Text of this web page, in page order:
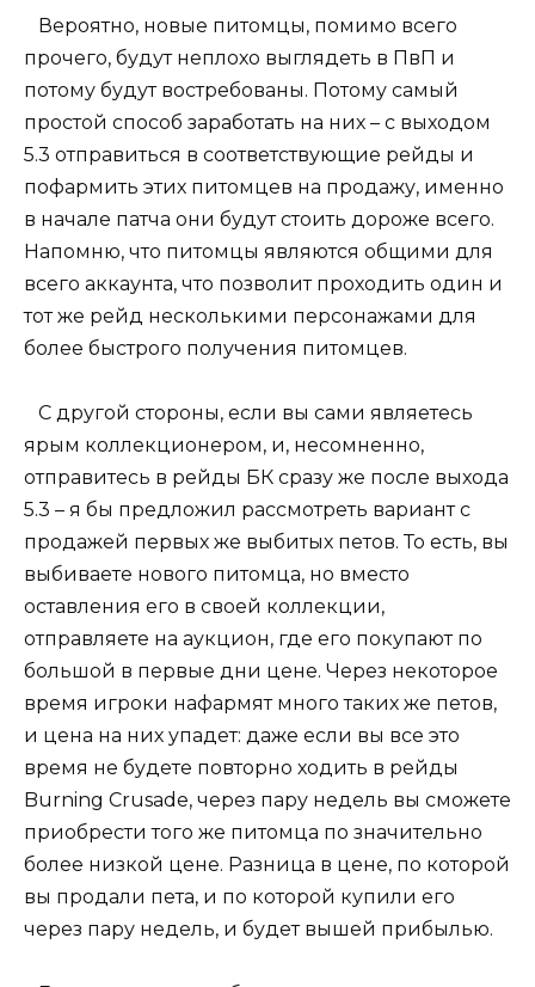
Вероятно, новые питомцы, помимо всего
прочего, будут неплохо выглядеть в ПвП и
потому будут востребованы. Потому самый
простой способ заработать на них – с выходом
5.3 отправиться в соответствующие рейды и
пофармить этих питомцев на продажу, именно
в начале патча они будут стоить дороже всего.
Напомню, что питомцы являются общими для
всего аккаунта, что позволит проходить один и
тот же рейд несколькими персонажами для
более быстрого получения питомцев.
С другой стороны, если вы сами являетесь
ярым коллекционером, и, несомненно,
отправитесь в рейды БК сразу же после выхода
5.3 – я бы предложил рассмотреть вариант с
продажей первых же выбитых петов. То есть, вы
выбиваете нового питомца, но вместо
оставления его в своей коллекции,
отправляете на аукцион, где его покупают по
большой в первые дни цене. Через некоторое
время игроки нафармят много таких же петов,
и цена на них упадет: даже если вы все это
время не будете повторно ходить в рейды
Burning Crusade, через пару недель вы сможете
приобрести того же питомца по значительно
более низкой цене. Разница в цене, по которой
вы продали пета, и по которой купили его
через пару недель, и будет вышей прибылью.